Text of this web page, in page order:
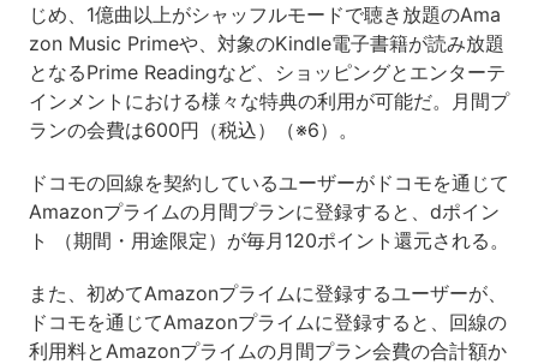
じめ、1億曲以上がシャッフルモードで聴き放題のAma
zon Music Primeや、対象のKindle電子書籍が読み放題
となるPrime Readingなど、ショッピングとエンターテ
インメントにおける様々な特典の利用が可能だ。月間プ
ランの会費は600円（税込）（※6）。
ドコモの回線を契約しているユーザーがドコモを通じて
Amazonプライムの月間プランに登録すると、dポイン
ト （期間・用途限定）が毎月120ポイント還元される。
また、初めてAmazonプライムに登録するユーザーが、
ドコモを通じてAmazonプライムに登録すると、回線の
利用料とAmazonプライムの月間プラン会費の合計額か